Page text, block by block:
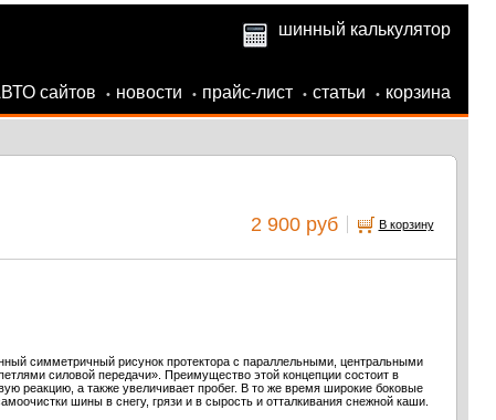
шинный калькулятор
сайтов • новости • прайс-лист • статьи • корзина
2 900 руб В корзину
симметричный рисунок протектора с параллельными, центральными
силовой передачи». Преимущество этой концепции состоит в
реакцию, а также увеличивает пробег. В то же время широкие боковые
шины в снегу, грязи и в сырость и отталкивания снежной каши.